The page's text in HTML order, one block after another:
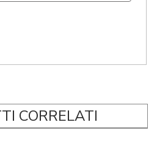
CORRELATI